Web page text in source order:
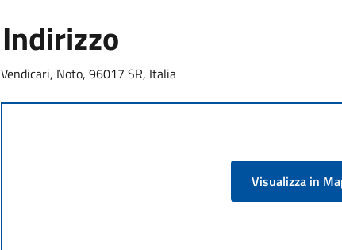
Indirizzo
Vendicari, Noto, 96017 SR, Italia
Visualizza in